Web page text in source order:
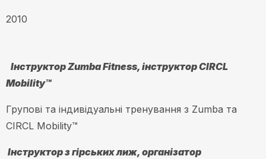
2010
ІнструкторZumba Fitness, інструкторCIRCL
Mobility™
Групові та індивідуальні тренування з Zumba та
CIRCL Mobility™
Інструктор з гірських лиж, організатор